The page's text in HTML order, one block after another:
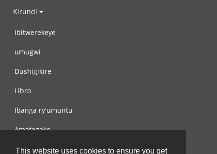
This website uses cookies to ensure you get
Kirundi
ibitwerekeye
umugwi
Dushigikire
Libro
Ibanga ry'umuntu
Amategeko
Turondere